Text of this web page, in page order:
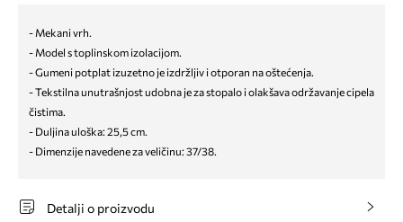
- Mekani vrh.
- Model s toplinskom izolacijom.
- Gumeni potplat izuzetno je izdržljiv i otporan na oštećenja.
- Tekstilna unutrašnjost udobna je za stopalo i olakšava održavanje cipela
čistima.
- Duljina uloška: 25,5 cm.
- Dimenzije navedene za veličinu: 37/38.
Detalji o proizvodu